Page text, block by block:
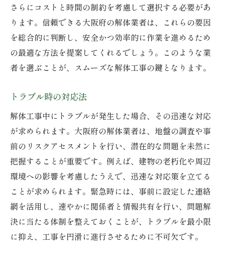
さらにコストと時間の制約を考慮して選択する必要があ
ります。信頼できる大阪府の解体業者は、これらの要因
を総合的に判断し、安全かつ効率的に作業を進めるため
の最適な方法を提案してくれるでしょう。このような業
者を選ぶことが、スムーズな解体工事の鍵となります。
トラブル時の対応法
解体工事中にトラブルが発生した場合、その迅速な対応
が求められます。大阪府の解体業者は、地盤の調査や事
前のリスクアセスメントを行い、潜在的な問題を未然に
把握することが重要です。例えば、建物の老朽化や周辺
環境への影響を考慮したうえで、迅速な対応策を立てる
ことが求められます。緊急時には、事前に設定した連絡
網を活用し、速やかに関係者と情報共有を行い、問題解
決に当たる体制を整えておくことが、トラブルを最小限
に抑え、工事を円滑に進行させるために不可欠です。